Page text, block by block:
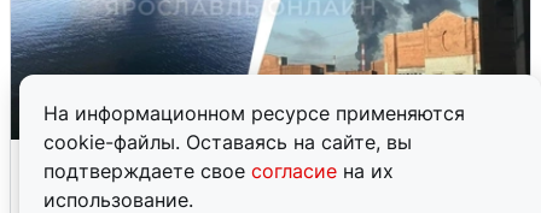
На информационном ресурсе применяются
cookie-файлы. Оставаясь на сайте, вы
подтверждаете свое согласие на их
использование.
Ночная атака БПЛА на Ярославль:
попадания и последствия